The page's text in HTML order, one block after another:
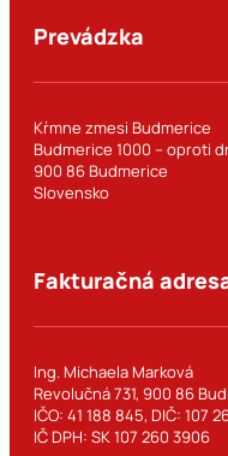
Prevádzka
Kŕmne zmesi Budmerice
Budmerice 1000 – oproti
900 86 Budmerice
Slovensko
Fakturačná
Ing. Michaela Marková
Revolučná 731, 900 86
IČO: 41 188 845, DIČ: 107
IČ DPH: SK 107 260 3906